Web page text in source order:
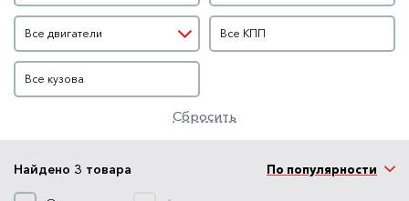
Двигатель
Все двигатели
КПП
Все КПП
Кузов
Все кузова
Сбросить
Найдено 3 товара По популярности